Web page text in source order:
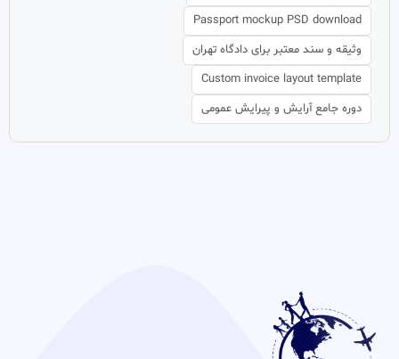
Passport mockup PSD download
وثیقه و سند معتبر برای دادگاه تهران
Custom invoice layout template
دوره جامع آرایش و پیرایش عمومی